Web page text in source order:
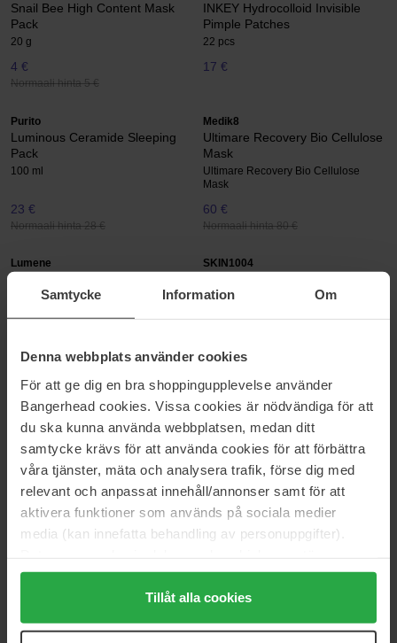
Samtycke Information Om
Denna webbplats använder cookies
För att ge dig en bra shoppingupplevelse använder
Bangerhead cookies. Vissa cookies är nödvändiga för att
du ska kunna använda webbplatsen, medan ditt
samtycke krävs för att använda cookies för att förbättra
våra tjänster, mäta och analysera trafik, förse dig med
relevant och anpassat innehåll/annonser samt för att
aktivera funktioner som används på sociala medier
media (kan innefatta behandling av personuppgifter).
Genom att trycka på "Tillåt alla cookies" accepterar du
alla cookies, medan du under "Detaljer" kan anpassa
användningen av cookies. Du kan när som helst återkalla
Tillåt alla cookies
Snail Bee High Content Mask
Pack
20 g
4 €
Normaali hinta 5 €
INKEY Hydrocolloid Invisible
Pimple Patches
22 pcs
17 €
Purito
Luminous Ceramide Sleeping
Pack
100 ml
23 €
Normaali hinta 28 €
Medik8
Ultimare Recovery Bio Cellulose
Mask
Ultimare Recovery Bio Cellulose
Mask
60 €
Normaali hinta 80 €
Lumene
100 ml
Normaali hinta 25 €
SKIN1004
Poremizing Clarifying Mask
Exuviance
Pick-Me-Up Plumping Mask
20 g
15 €
Normaali hinta 17 €
Clarins
Cryo-Flash Cream-Mask
75 ml
67 €
Normaali hinta 74 €
Hydro Cera-Nol Real Deep
Mask
7 €
Clinique
Moisture Surge Overnight Mask
100 ml
Normaali hinta 43 €
Anua Babor